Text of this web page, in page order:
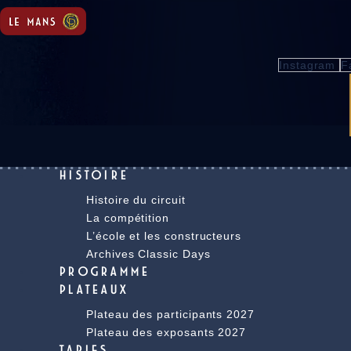
Instagram
HISTOIRE
Histoire du circuit
La compétition
L’école et les constructeurs
Archives Classic Days
PROGRAMME
PLATEAUX
Plateau des participants 2027
Plateau des exposants 2027